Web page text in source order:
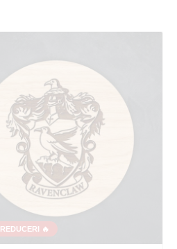
REDUCERI 🔥